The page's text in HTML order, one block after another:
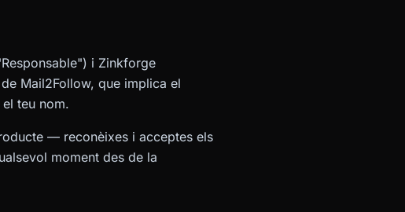
i Zinkforge
Mail2Follow, que implica el
teu nom.
— reconèixes i acceptes els
moment des de la